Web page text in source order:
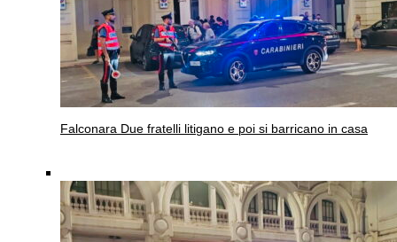
Falconara Due fratelli litigano e poi si barricano in casa